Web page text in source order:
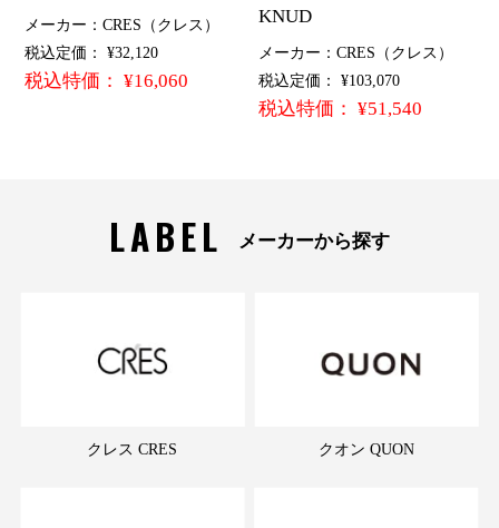
メーカー：CRES（クレス）
税込定価： ¥32,120
税込特価： ¥16,060
KNUD
メーカー：CRES（クレス）
税込定価： ¥103,070
税込特価： ¥51,540
LABEL メーカーから探す
クレス CRES クオン QUON